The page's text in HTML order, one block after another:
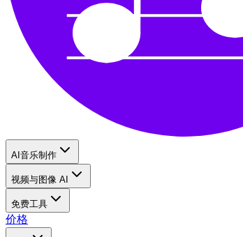
AI音乐制作
视频与图像 AI
免费工具
价格